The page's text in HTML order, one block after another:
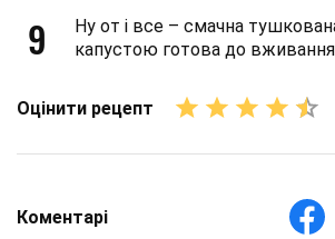
9
Ну от і все – смачна
капустою готова до
Оцінити рецепт
Коментарі